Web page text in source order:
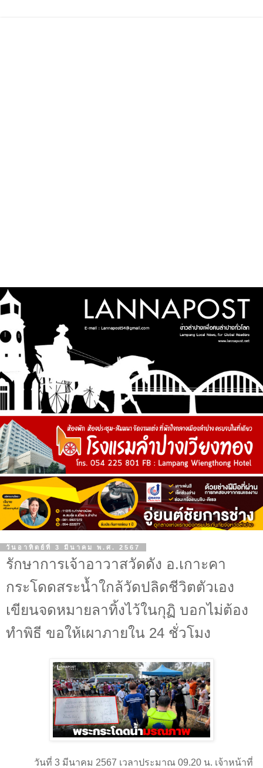
วันอาทิตย์ที่ 3 มีนาคม พ.ศ. 2567
รักษาการเจ้าอาวาสวัดดัง อ.เกาะคา
กระโดดสระน้ำใกล้วัดปลิดชีวิตตัวเอง
เขียนจดหมายลาทิ้งไว้ในกุฏิ บอกไม่ต้อง
ทำพิธี ขอให้เผาภายใน 24 ชั่วโมง
วันที่ 3 มีนาคม 2567 เวลาประมาณ 09.20 น. เจ้าหน้าที่